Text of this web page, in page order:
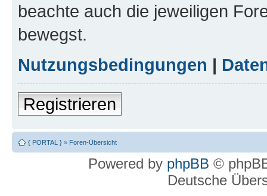
beachte auch die jeweiligen
bewegst.
Nutzungsbedingungen |
Registrieren
{ PORTAL } » Foren-Übersicht
Powered by phpBB ©
Deutsche